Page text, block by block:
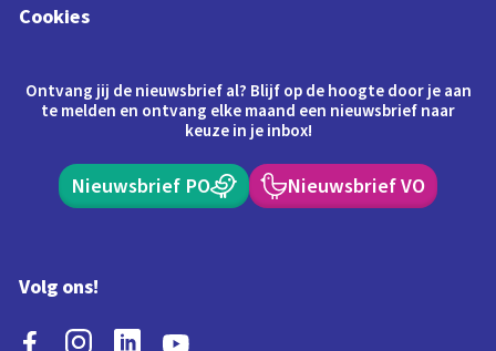
Cookies
Ontvang jij de nieuwsbrief al? Blijf op de hoogte door je aan
te melden en ontvang elke maand een nieuwsbrief naar
keuze in je inbox!
Nieuwsbrief PO Nieuwsbrief VO
Volg ons!